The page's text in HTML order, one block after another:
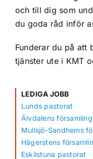
och till dig som
du goda råd inför
Funderar du på att
tjänster ute i KMT
LEDIGA JOBB
Lunds pastorat
Älvdalens församling
Mullsjö-Sandhems
Hägerstens
Eskilstuna pastorat